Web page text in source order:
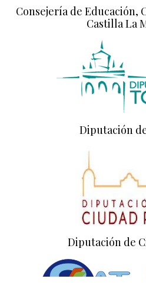
Consejería de Educación,
Castilla La
Diputación
Diputación de